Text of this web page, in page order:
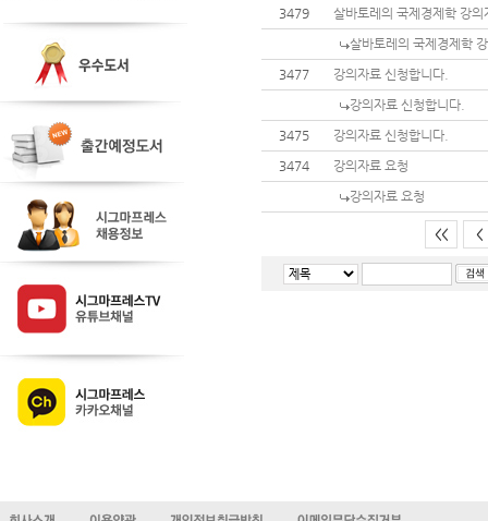
3479
살바토레의 국제경제학 강의
살바토레의 국제경제학
3477
강의자료 신청합니다.
강의자료 신청합니다.
3475
강의자료 신청합니다.
3474
강의자료 요청
강의자료 요청
<< <